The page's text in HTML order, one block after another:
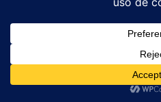
mim a graça de amar a
rezar com consciência
a intensidade de quem
precioso. Por Cristo
Quando Rezar